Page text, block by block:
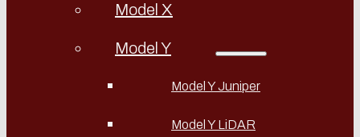
Model X
Model Y
Model Y Juniper
Model Y LiDAR